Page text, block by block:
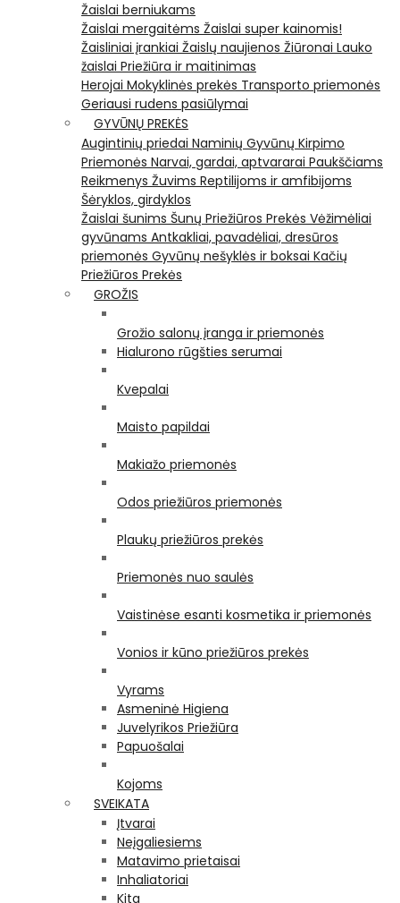
Žaislai berniukams
Žaislai mergaitėms Žaislai super kainomis!
Žaisliniai įrankiai Žaislų naujienos Žiūronai Lauko
žaislai Priežiūra ir maitinimas
Herojai Mokyklinės prekės Transporto priemonės
Geriausi rudens pasiūlymai
GYVŪNŲ PREKĖS
Augintinių priedai Naminių Gyvūnų Kirpimo
Priemonės Narvai, gardai, aptvararai Paukščiams
Reikmenys Žuvims Reptilijoms ir amfibijoms
Šėryklos, girdyklos
Žaislai šunims Šunų Priežiūros Prekės Vėžimėliai
gyvūnams Antkakliai, pavadėliai, dresūros
priemonės Gyvūnų nešyklės ir boksai Kačių
Priežiūros Prekės
GROŽIS
Grožio salonų įranga ir priemonės
Hialurono rūgšties serumai
Kvepalai
Maisto papildai
Makiažo priemonės
Odos priežiūros priemonės
Plaukų priežiūros prekės
Priemonės nuo saulės
Vaistinėse esanti kosmetika ir priemonės
Vonios ir kūno priežiūros prekės
Vyrams
Asmeninė Higiena
Juvelyrikos Priežiūra
Papuošalai
Kojoms
SVEIKATA
Įtvarai
Neįgaliesiems
Matavimo prietaisai
Inhaliatoriai
Kita